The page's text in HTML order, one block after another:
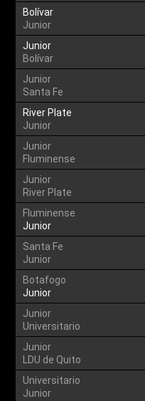
Bolívar
Junior
Junior
Bolívar
Junior
Santa Fe
River Plate
Junior
Junior
Fluminense
Junior
River Plate
Fluminense
Junior
Santa Fe
Junior
Botafogo
Junior
Junior
Universitario
Junior
LDU de Quito
Universitario
Junior